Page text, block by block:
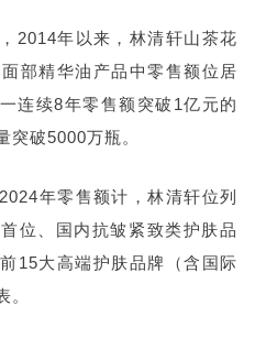
2014年以来，林清轩山茶花
部精华油产品中零售额位居
连续8年零售额突破1亿元的
突破5000万瓶。
年零售额计，林清轩位列
位、国内抗皱紧致类护肤品
15大高端护肤品牌（含国际
。